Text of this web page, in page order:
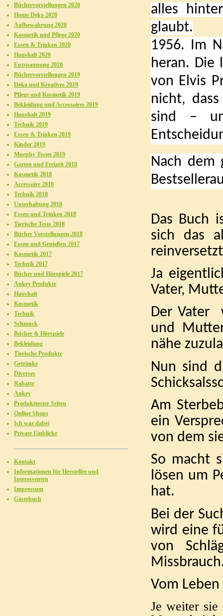
alles
glaubt.
1956. Im
heran. Die
von Elvis
nicht,
sind –
Nach dem
Das Buch
sich das
Ja
Vater,
Der Vater
und
nähe
Nun sind
Am
ein
von dem
So macht
lösen um
hat.
Bei der
wird eine
von
Vom
Je weiter sie
Büchervorstellungen 2020
Home Deko 2020
Aufbewahrung 2020
Kosmetik und Pflege 2020
Essen & Trinken 2020
Haushalt 2020
Entspannung 2020
Büchervorstellungen 2019
Deko und Kreatives 2019
Pflege und Kosmetik 2019
Bekleidung und Accessoires 2019
Haushalt 2019
Technik 2019
Essen & Trinken 2019
Kinder 2019
Murphy Testet 2019
Garten und Freizeit 2018
Kosmetik 2018
Accessoire 2018
Technik 2018
Unterhaltung 2018
Essen und Trinken 2018
Tierische Tests 2018
Bücher Vorstellungen 2018
Essen und Genießen 2017
Kosmetik 2017
Technik 2017
Bücher und Hörspiele 2017
Aukey Produkte
Haushalt
Kosmetik
Technik
Schmuck
Bücher & Hörspiele
Bekleidung
Tierische Produkte
Getränke
Diverses
Rabatte
Aukey
Produkttester Seiten
Online Shops
Ich war dabei
Private Einblicke
Kontakt
Informationen für Hersteller und
Interessenten
Impressum
Gästebuch